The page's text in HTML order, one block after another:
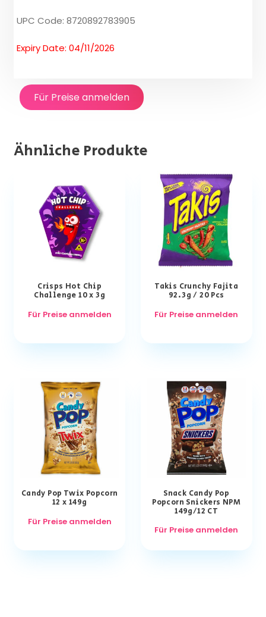
UPC Code: 8720892783905
Expiry Date: 04/11/2026
Für Preise anmelden
Ähnliche Produkte
Crisps Hot Chip
Challenge 10 x 3g
Für Preise anmelden
Takis Crunchy Fajita
92.3g / 20 Pcs
Für Preise anmelden
Candy Pop Twix Popcorn
12 x 149g
Für Preise anmelden
Snack Candy Pop
Popcorn Snickers NPM
149g/12 CT
Für Preise anmelden